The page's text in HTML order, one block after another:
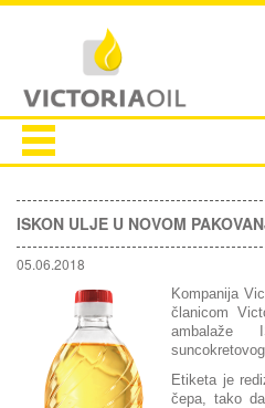
Main menu
ISKON ULJE U NOVOM
05.06.2018
Kompanija
članicom
ambalaže
Etiketa je
čepa, tako